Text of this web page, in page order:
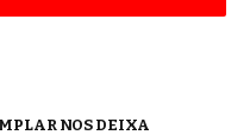
NOS DEIXA